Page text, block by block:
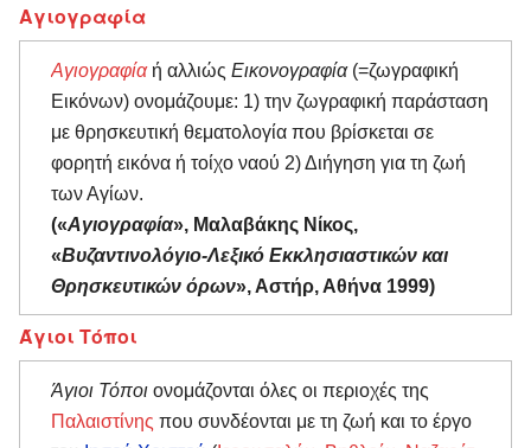
Αγιογραφία
Αγιογραφίαή αλλιώς Εικονογραφία(=ζωγραφική
Εικόνων) ονομάζουμε: 1) την ζωγραφική παράσταση
με θρησκευτική θεματολογία που βρίσκεται σε
φορητή εικόνα ή τοίχο ναού 2) Διήγηση για τη ζωή
των Αγίων.
(«Αγιογραφία», Μαλαβάκης Νίκος,
«Βυζαντινολόγιο-Λεξικό Εκκλησιαστικών και
Θρησκευτικών όρων», Αστήρ, Αθήνα 1999)
Άγιοι Τόποι
Άγιοι Τόποι ονομάζονται όλες οι περιοχές της
Παλαιστίνης που συνδέονται με τη ζωή και το έργο